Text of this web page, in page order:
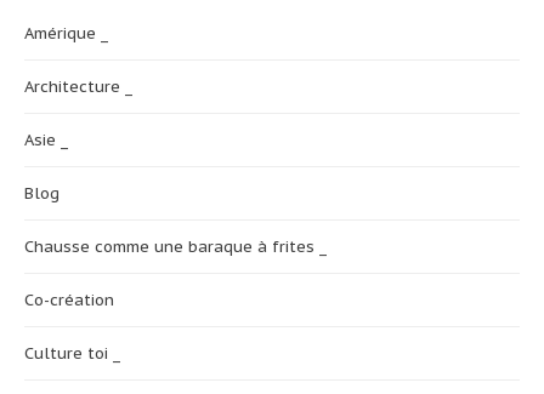
Amérique _
Architecture _
Asie _
Blog
Chausse comme une baraque à frites _
Co-création
Culture toi _